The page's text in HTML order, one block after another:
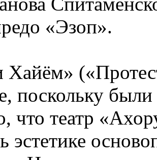
«Эзоп».
поскольку
что театр
эстетике